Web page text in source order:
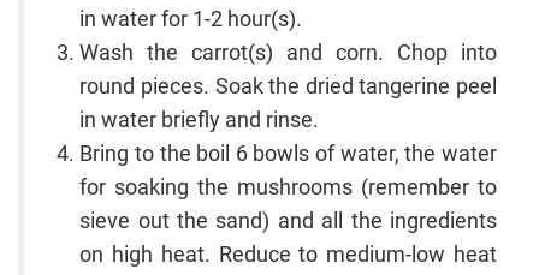
in water for 1-2 hour(s).
Wash the carrot(s) and corn. Chop into
round pieces. Soak the dried tangerine peel
in water briefly and rinse.
Bring to the boil 6 bowls of water, the water
for soaking the mushrooms (remember to
sieve out the sand) and all the ingredients
on high heat. Reduce to medium-low heat